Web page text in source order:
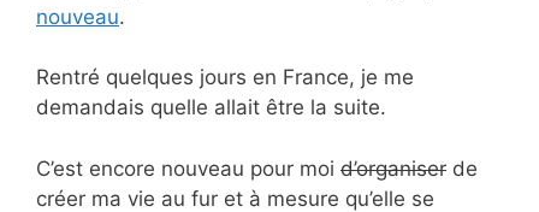
nouveau.
Rentré quelques jours en France, je me
demandais quelle allait être la suite.
C’est encore nouveau pour moi d’organiser de
créer ma vie au fur et à mesure qu’elle se